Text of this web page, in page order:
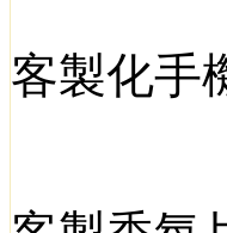
客製化手